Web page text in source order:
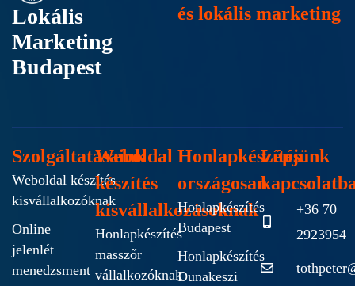
Lokális
Marketing
Budapest
és lokális marketing
Szolgáltatásaink
Weboldal készítés
kisvállalkozóknak
Online
jelenlét
menedzsment
Weboldal
készítés
kisvállalkozásoknak
Honlapkészítés
masszőr
vállalkozóknak
Honlapkészítés
országosan
Honlapkészítés
Budapest
Honlapkészítés
Dunakeszi
Lépjünk
+36 70
2923954